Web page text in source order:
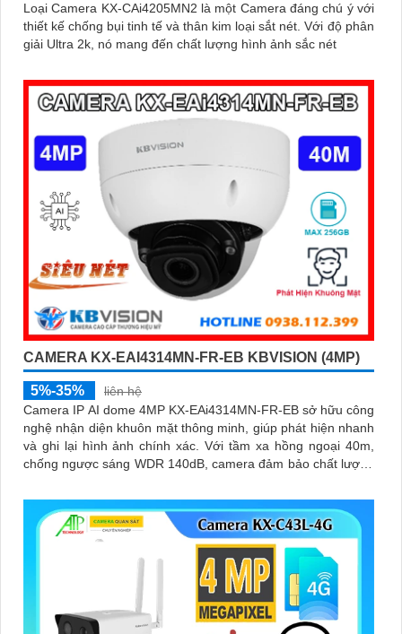
Loại Camera KX-CAi4205MN2 là một Camera đáng chú ý với
thiết kế chống bụi tinh tế và thân kim loại sắt nét. Với độ phân
giải Ultra 2k, nó mang đến chất lượng hình ảnh sắc nét
CAMERA KX-EAI4314MN-FR-EB KBVISION (4MP)
5%-35%
liên hệ
Camera IP AI dome 4MP KX-EAi4314MN-FR-EB sở hữu công
nghệ nhận diện khuôn mặt thông minh, giúp phát hiện nhanh
và ghi lại hình ảnh chính xác. Với tầm xa hồng ngoại 40m,
chống ngược sáng WDR 140dB, camera đảm bảo chất lượng